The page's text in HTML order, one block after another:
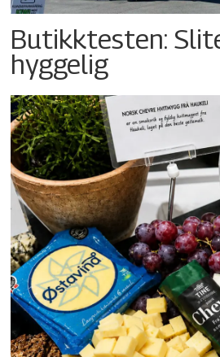
Butikktesten:
hyggelig